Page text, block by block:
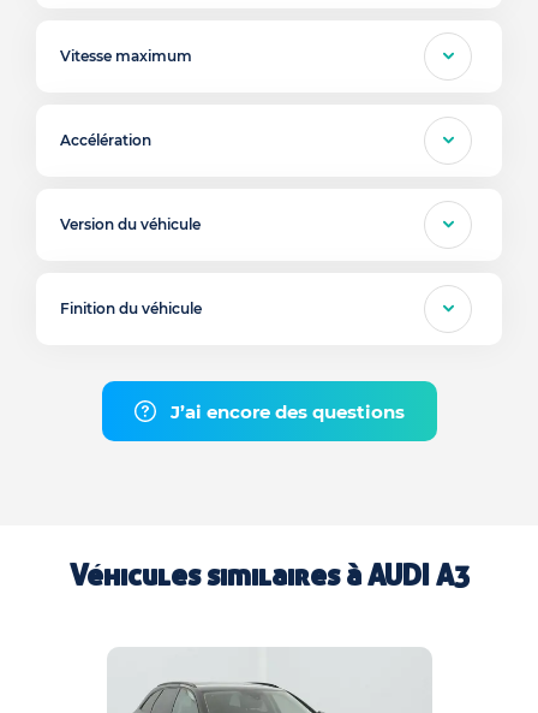
Vitesse maximum
Accélération
Version du véhicule
Finition du véhicule
J’ai encore des questions
Véhicules similaires àAUDI A3